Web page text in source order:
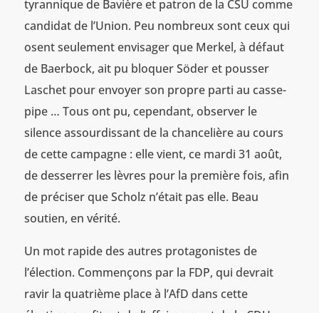
tyrannique de Bavière et patron de la CSU comme
candidat de l’Union. Peu nombreux sont ceux qui
osent seulement envisager que Merkel, à défaut
de Baerbock, ait pu bloquer Söder et pousser
Laschet pour envoyer son propre parti au casse-
pipe … Tous ont pu, cependant, observer le
silence assourdissant de la chancelière au cours
de cette campagne : elle vient, ce mardi 31 août,
de desserrer les lèvres pour la première fois, afin
de préciser que Scholz n’était pas elle. Beau
soutien, en vérité.
Un mot rapide des autres protagonistes de
l’élection. Commençons par la FDP, qui devrait
ravir la quatrième place à l’AfD dans cette